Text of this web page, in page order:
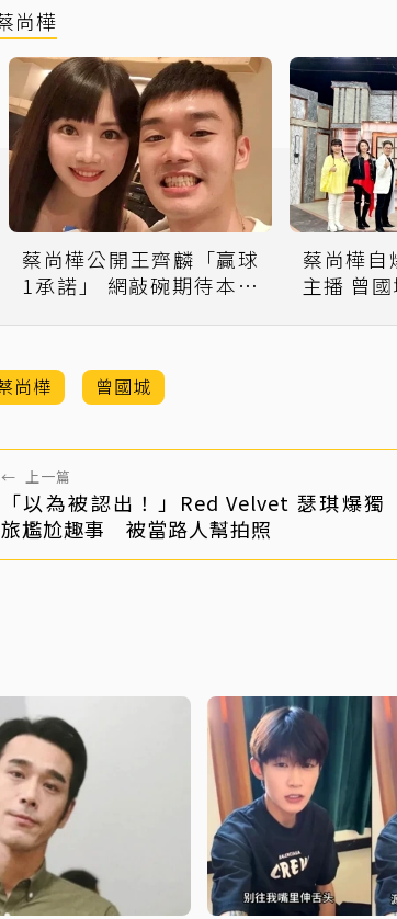
尚樺
蔡尚樺公開王齊麟「贏球
1承諾」 網敲碗期待本尊
蔡尚樺自
主播 曾國
尚樺 曾國城
← 上一篇
「以為被認出！」Red Velvet 瑟琪爆獨
旅尷尬趣事 被當路人幫拍照